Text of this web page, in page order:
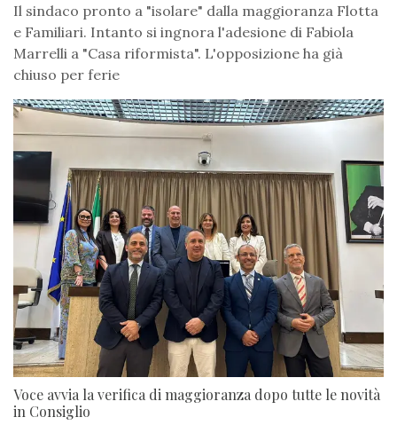
Il sindaco pronto a "isolare" dalla maggioranza Flotta
e Familiari. Intanto si ingnora l'adesione di Fabiola
Marrelli a "Casa riformista". L'opposizione ha già
chiuso per ferie
Voce avvia la verifica di maggioranza dopo tutte le novità
in Consiglio